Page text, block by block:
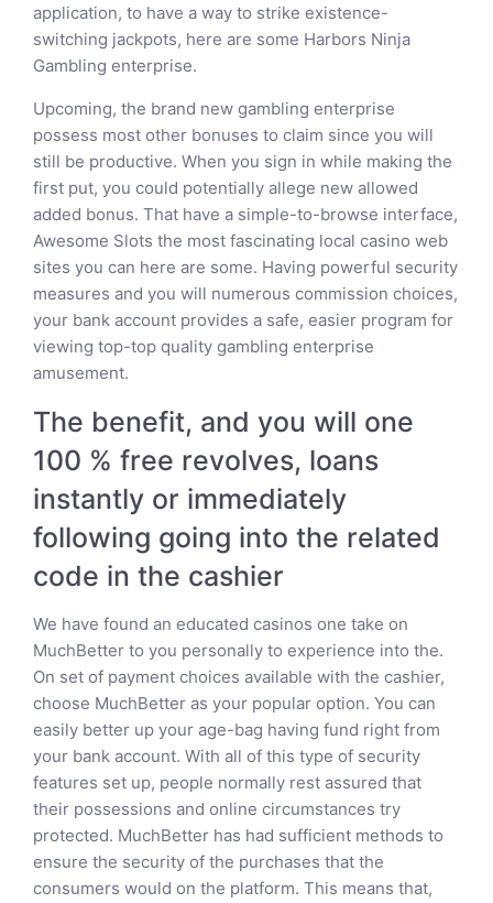
application, to have a way to strike existence-
switching jackpots, here are some Harbors Ninja
Gambling enterprise.
Upcoming, the brand new gambling enterprise
possess most other bonuses to claim since you will
still be productive. When you sign in while making the
first put, you could potentially allege new allowed
added bonus. That have a simple-to-browse interface,
Awesome Slots the most fascinating local casino web
sites you can here are some. Having powerful security
measures and you will numerous commission choices,
your bank account provides a safe, easier program for
viewing top-top quality gambling enterprise
amusement.
The benefit, and you will one
100 % free revolves, loans
instantly or immediately
following going into the related
code in the cashier
We have found an educated casinos one take on
MuchBetter to you personally to experience into the.
On set of payment choices available with the cashier,
choose MuchBetter as your popular option. You can
easily better up your age-bag having fund right from
your bank account. With all of this type of security
features set up, people normally rest assured that
their possessions and online circumstances try
protected. MuchBetter has had sufficient methods to
ensure the security of the purchases that the
consumers would on the platform. This means that,